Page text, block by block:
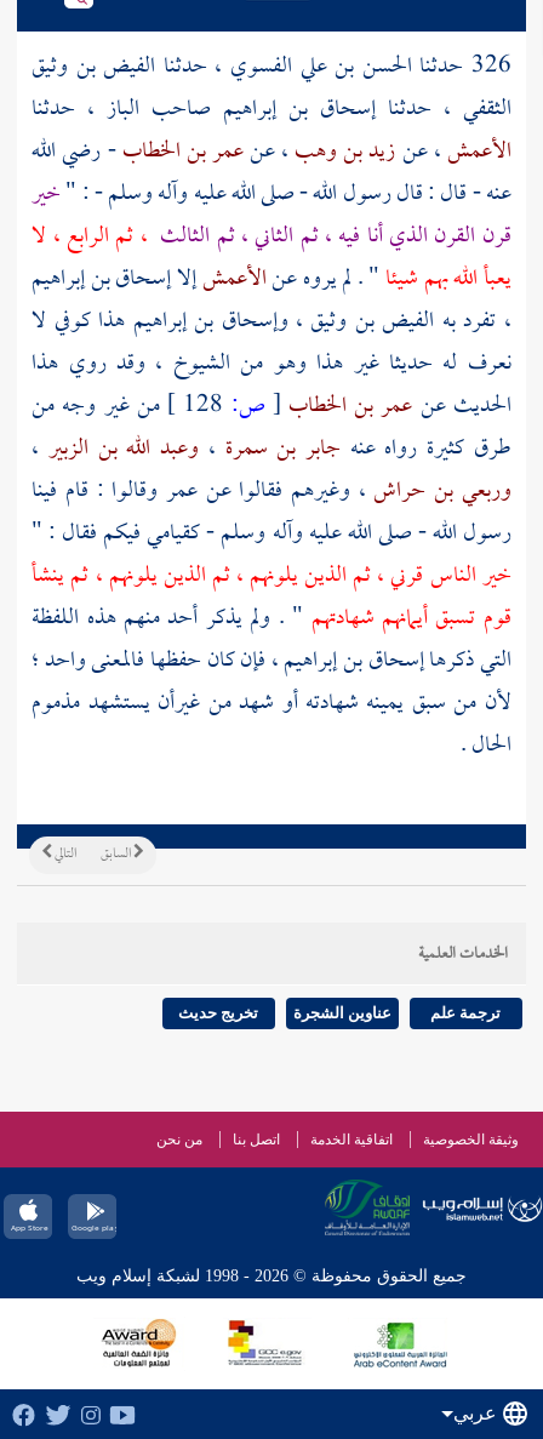
326 حدثنا الحسن بن علي الفسوي ، حدثنا الفيض بن وثيق
الثقفي ، حدثناإسحاق بن إبراهيم صاحب الباز ، حدثنا
الأعمش، عنزيد بن وهب، عنعمر بن الخطاب- رضي الله
عنه - قال : قال رسول الله - صلى الله عليه وآله وسلم - : "خير
قرن القرن الذي أنا فيه ، ثم الثاني ، ثم الثالث ، ثم الرابع ، لا
يعبأ الله بهم شيئا" . لم يروه عنالأعمشإلاإسحاق بن إبراهيم
، تفرد به الفيض بن وثيق، وإسحاق بن إبراهيم هذا كوفي لا
نعرف له حديثا غير هذا وهو من الشيوخ ، وقد روي هذا
الحديث عنعمر بن الخطاب [ص:
من غير وجه من
طرق كثيرة رواه عنه جابر بن سمرة ، وعبد الله بن الزبير ،
وربعي بن حراش، وغيرهم فقالوا عنعمر وقالوا : قام فينا
رسول الله - صلى الله عليه وآله وسلم - كقيامي فيكم فقال : "
خير الناس قرني ، ثم الذين يلونهم ، ثم الذين يلونهم ، ثم ينشأ
قوم تسبق أيمانهم شهادتهم " . ولم يذكر أحد منهم هذه اللفظة
التي ذكرهاإسحاق بن إبراهيم، فإن كان حفظها فالمعنى واحد ؛
لأن من سبق يمينه شهادته أو شهد من غيرأن يستشهد مذموم
الحال .
التالي السابق
الخدمات العلمية
ترجمة علم عناوين الشجرة تخريج حديث
وثيقة الخصوصية اتفاقية الخدمة اتصل بنا من نحن
جميع الحقوق محفوظة © 2026 - 1998 لشبكة إسلام ويب
عربي